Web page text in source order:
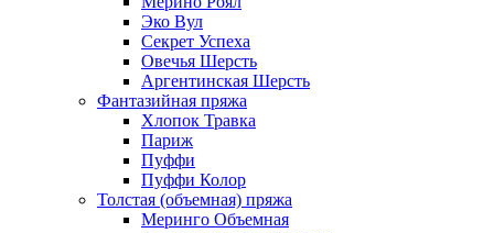
Эко Вул
Секрет Успеха
Овечья Шерсть
Аргентинская Шерсть
Фантазийная пряжа
Хлопок Травка
Париж
Пуффи
Пуффи Колор
Толстая (объемная) пряжа
Меринго Объемная